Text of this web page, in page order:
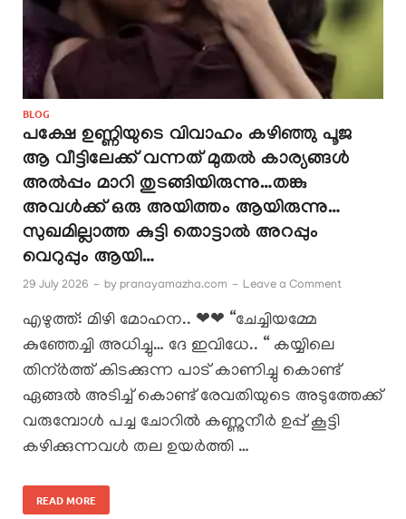
BLOG
പക്ഷേ ഉണ്ണിയുടെ വിവാഹം കഴിഞ്ഞു പൂജ
ആ വീട്ടിലേക്ക് വന്നത് മുതൽ കാര്യങ്ങൾ
അൽപ്പം മാറി തുടങ്ങിയിരുന്നു…തങ്കു
അവൾക്ക് ഒരു അയിത്തം ആയിരുന്നു…
സുഖമില്ലാത്ത കുട്ടി തൊട്ടാൽ അറപ്പും
വെറുപ്പും ആയി…
29 July 2026 - by pranayamazha.com - Leave a Comment
എഴുത്ത്: മിഴി മോഹന.. ❤❤ “ചേച്ചിയമ്മേ
കുഞ്ഞേച്ചി അധിച്ചു… ദേ ഇവിധേ.. “ കയ്യിലെ
തിന്ർത്ത് കിടക്കുന്ന പാട് കാണിച്ചു കൊണ്ട്
ഏങ്ങൽ അടിച്ച് കൊണ്ട് രേവതിയുടെ അടുത്തേക്ക്
വരുമ്പോൾ പച്ച ചോറിൽ കണ്ണുനീർ ഉപ്പ് കൂട്ടി
കഴിക്കുന്നവൾ തല ഉയർത്തി …
READ MORE